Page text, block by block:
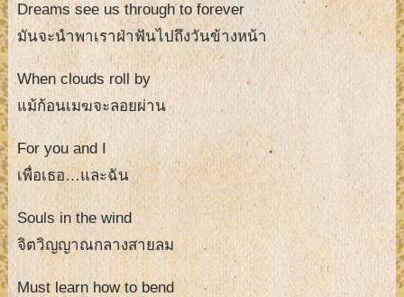
Dreams see us through to forever
มันจะนำพาเราฝ่าฟันไปถึงวันข้างหน้า
When clouds roll by
แม้ก้อนเมฆจะลอยผ่าน
For you and I
เพื่อเธอ…และฉัน
Souls in the wind
จิตวิญญาณกลางสายลม
Must learn how to bend